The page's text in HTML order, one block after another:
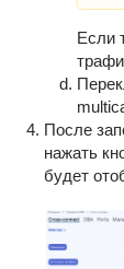
Если
После
нажать
будет